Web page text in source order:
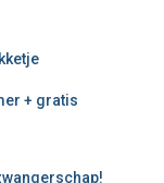
+ gratis